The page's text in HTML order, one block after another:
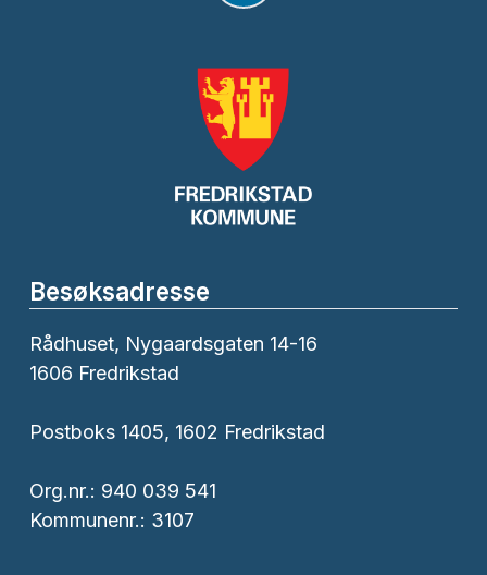
Besøksadresse
Rådhuset, Nygaardsgaten 14-16
1606 Fredrikstad
Postboks 1405, 1602 Fredrikstad
Org.nr.: 940 039 541
Kommunenr.: 3107